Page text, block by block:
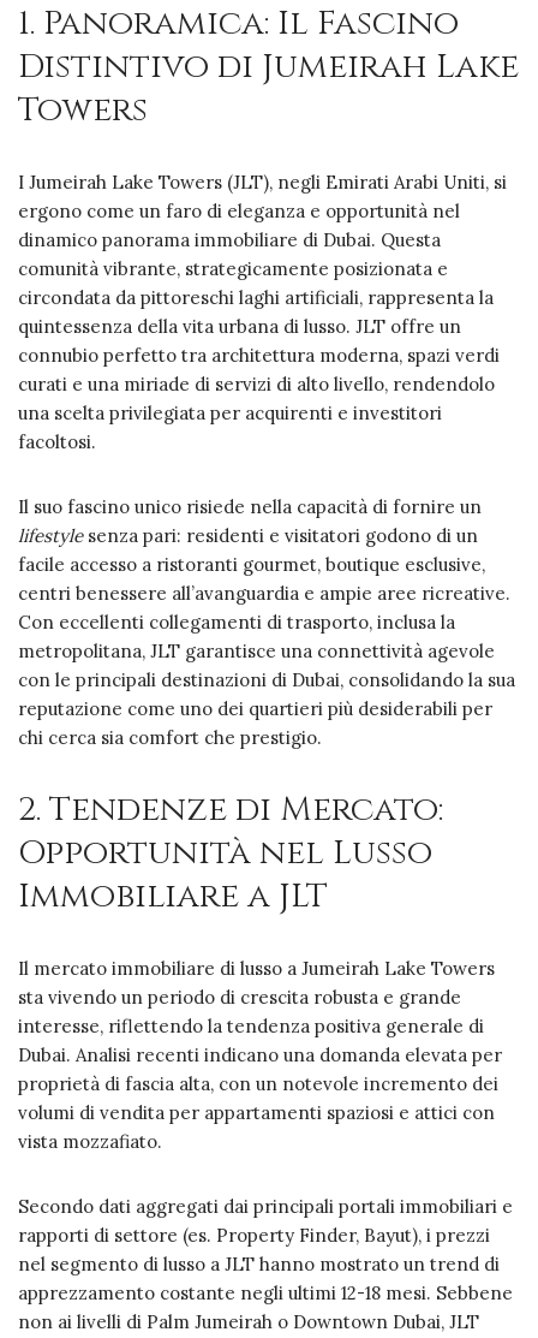
1. Panoramica: Il Fascino
Distintivo di Jumeirah Lake
Towers
I Jumeirah Lake Towers (JLT), negli Emirati Arabi Uniti, si
ergono come un faro di eleganza e opportunità nel
dinamico panorama immobiliare di Dubai. Questa
comunità vibrante, strategicamente posizionata e
circondata da pittoreschi laghi artificiali, rappresenta la
quintessenza della vita urbana di lusso. JLT offre un
connubio perfetto tra architettura moderna, spazi verdi
curati e una miriade di servizi di alto livello, rendendolo
una scelta privilegiata per acquirenti e investitori
facoltosi.
Il suo fascino unico risiede nella capacità di fornire un
lifestylesenza pari: residenti e visitatori godono di un
facile accesso a ristoranti gourmet, boutique esclusive,
centri benessere all’avanguardia e ampie aree ricreative.
Con eccellenti collegamenti di trasporto, inclusa la
metropolitana, JLT garantisce una connettività agevole
con le principali destinazioni di Dubai, consolidando la sua
reputazione come uno dei quartieri più desiderabili per
chi cerca sia comfort che prestigio.
2. Tendenze di Mercato:
Opportunità nel Lusso
Immobiliare a JLT
Il mercato immobiliare di lusso a Jumeirah Lake Towers
sta vivendo un periodo di crescita robusta e grande
interesse, riflettendo la tendenza positiva generale di
Dubai. Analisi recenti indicano una domanda elevata per
proprietà di fascia alta, con un notevole incremento dei
volumi di vendita per appartamenti spaziosi e attici con
vista mozzafiato.
Secondo dati aggregati dai principali portali immobiliari e
rapporti di settore (es. Property Finder, Bayut), i prezzi
nel segmento di lusso a JLT hanno mostrato un trend di
apprezzamento costante negli ultimi 12-18 mesi. Sebbene
non ai livelli di Palm Jumeirah o Downtown Dubai, JLT